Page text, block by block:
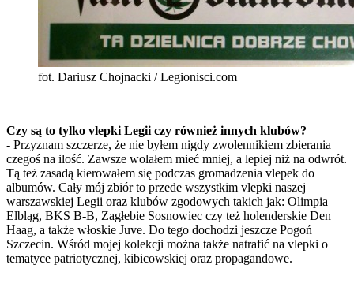
fot. Dariusz Chojnacki / Legionisci.com
Czy są to tylko vlepki Legii czy również innych klubów?
- Przyznam szczerze, że nie byłem nigdy zwolennikiem zbierania
czegoś na ilość. Zawsze wolałem mieć mniej, a lepiej niż na odwrót.
Tą też zasadą kierowałem się podczas gromadzenia vlepek do
albumów. Cały mój zbiór to przede wszystkim vlepki naszej
warszawskiej Legii oraz klubów zgodowych takich jak: Olimpia
Elbląg, BKS B-B, Zagłebie Sosnowiec czy też holenderskie Den
Haag, a także włoskie Juve. Do tego dochodzi jeszcze Pogoń
Szczecin. Wśród mojej kolekcji można także natrafić na vlepki o
tematyce patriotycznej, kibicowskiej oraz propagandowe.